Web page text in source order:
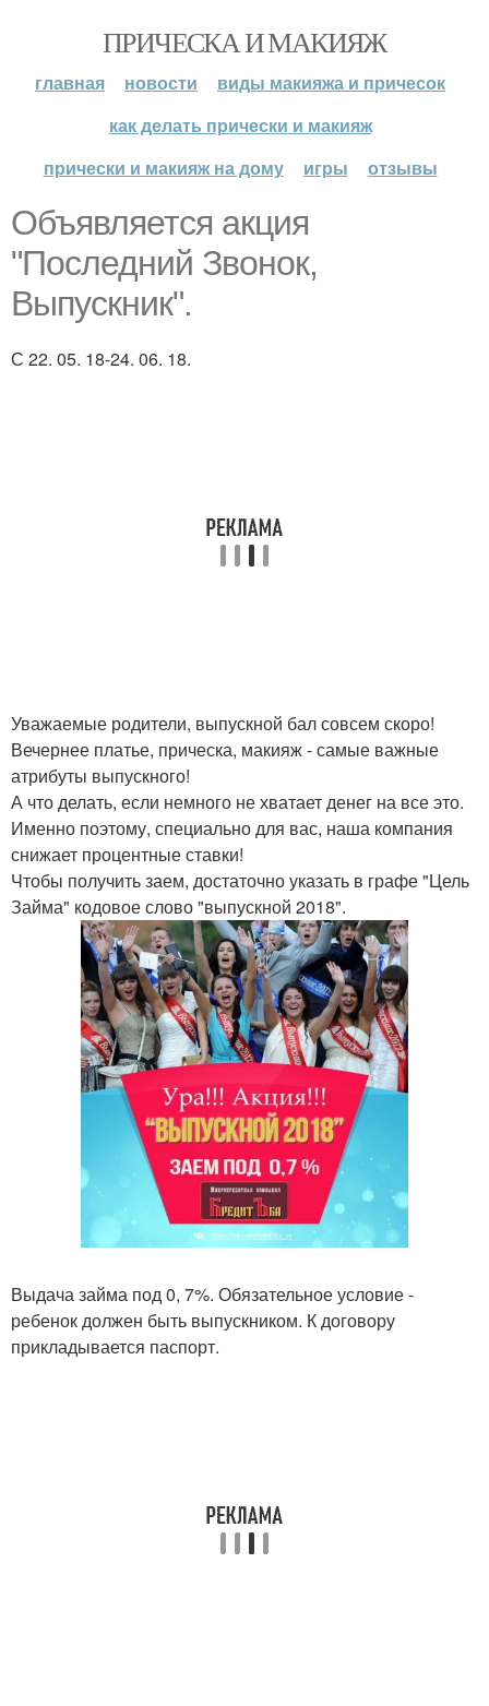
ПРИЧЕСКА И МАКИЯЖ
главная новости
виды макияжа и причесок
как делать прически и макияж
прически и макияж на дому
игры отзывы
Объявляется акция
"Последний Звонок,
Выпускник".
С 22. 05. 18-24. 06. 18.
Уважаемые родители, выпускной бал совсем скоро!
Вечернее платье, прическа, макияж - самые важные
атрибуты выпускного!
А что делать, если немного не хватает денег на все это.
Именно поэтому, специально для вас, наша компания
снижает процентные ставки!
Чтобы получить заем, достаточно указать в графе "Цель
Займа" кодовое слово "выпускной 2018".
Выдача займа под 0, 7%. Обязательное условие -
ребенок должен быть выпускником. К договору
прикладывается паспорт.